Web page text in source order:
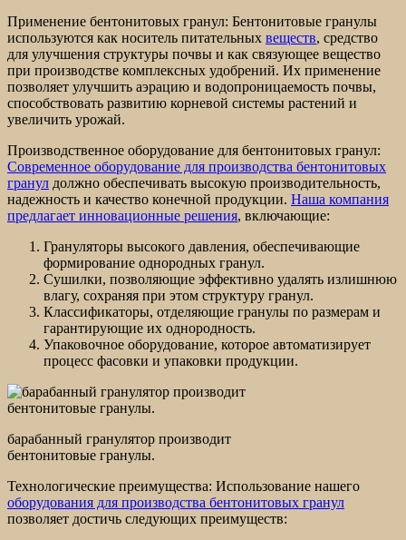
Применение бентонитовых гранул: Бентонитовые гранулы
используются как носитель питательных веществ, средство
для улучшения структуры почвы и как связующее вещество
при производстве комплексных удобрений. Их применение
позволяет улучшить аэрацию и водопроницаемость почвы,
способствовать развитию корневой системы растений и
увеличить урожай.
Производственное оборудование для бентонитовых гранул:
Современное оборудование для производства бентонитовых
гранул должно обеспечивать высокую производительность,
надежность и качество конечной продукции. Наша компания
предлагает инновационные решения, включающие:
Грануляторы высокого давления, обеспечивающие
формирование однородных гранул.
Сушилки, позволяющие эффективно удалять излишнюю
влагу, сохраняя при этом структуру гранул.
Классификаторы, отделяющие гранулы по размерам и
гарантирующие их однородность.
Упаковочное оборудование, которое автоматизирует
процесс фасовки и упаковки продукции.
барабанный гранулятор производит
бентонитовые гранулы.
Технологические преимущества: Использование нашего
оборудования для производства бентонитовых гранул
позволяет достичь следующих преимуществ: